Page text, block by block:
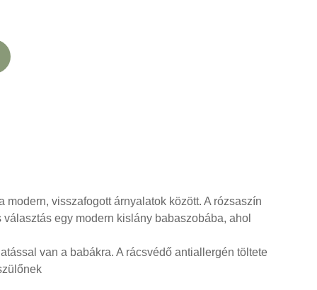
visszafogott árnyalatok között. A rózsaszín
egy modern kislány babaszobába, ahol
van a babákra. A rácsvédő antiallergén töltete